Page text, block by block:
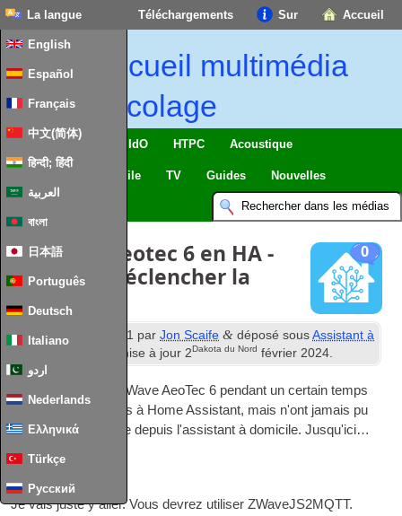
Accueil
Sur
Téléchargements
La langue
English
Español
Français
中文(简体)
हिन्दी; हिंदी
العربية
বাংলা
日本語
Português
Deutsch
Italiano
اردو
Nederlands
Ελληνικά
Türkçe
Русский
Accueil multimédia
bricolage
Maison intelligente & IdO HTPC Acoustique
Mobile TV Guides Nouvelles
0
Sonnette Aeotec 6 en HA -
comment déclencher la
cloche
Publié21 Peut 2021 parJon Scaife & déposé sousAssistant à
. Dernière mise à jour2Dakota du Nord février 2024.
J'ai une sonnette Z‑Wave AeoTec 6 pendant un certain temps
et l'a lié avec succès à Home Assistant, mais n'ont jamais pu
déclencher la cloche depuis l'assistant à domicile. Jusqu'ici…
Dans l'GUI
Je vais juste y aller. Vous devrez utiliser ZWaveJS2MQTT.